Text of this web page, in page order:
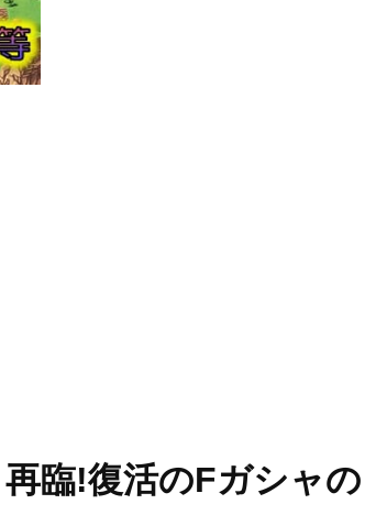
再臨!復活のFガシャの